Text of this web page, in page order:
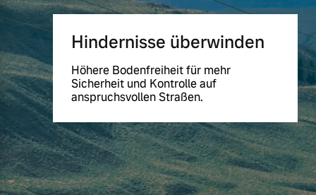
Hindernisse überwinden
Höhere Bodenfreiheit für mehr
Sicherheit und Kontrolle auf
anspruchsvollen Straßen.